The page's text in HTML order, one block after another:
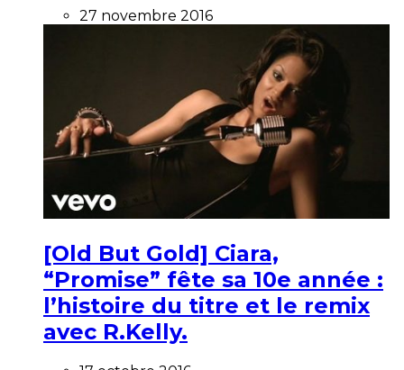
27 novembre 2016
[Old But Gold] Ciara,
“Promise” fête sa 10e année :
l’histoire du titre et le remix
avec R.Kelly.